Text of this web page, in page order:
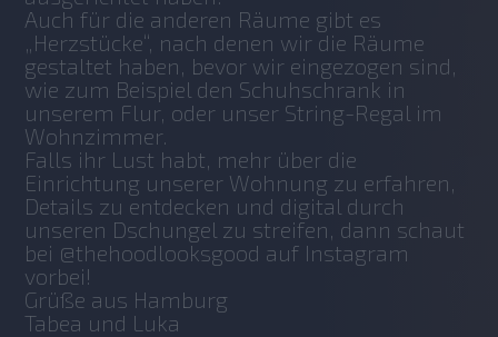
Auch für die anderen Räume gibt es
„Herzstücke“, nach denen wir die Räume
gestaltet haben, bevor wir eingezogen sind,
wie zum Beispiel den Schuhschrank in
unserem Flur, oder unser String-Regal im
Wohnzimmer.
Falls ihr Lust habt, mehr über die
Einrichtung unserer Wohnung zu erfahren,
Details zu entdecken und digital durch
unseren Dschungel zu streifen, dann schaut
bei @thehoodlooksgood auf Instagram
vorbei!
Grüße aus Hamburg
Tabea und Luka